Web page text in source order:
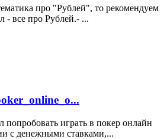
про "Рублей", то рекомендуем
- все про Рублей.- ...
играть в покер онлайн
с денежными ставками,...